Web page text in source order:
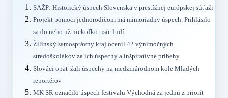
SAŽP: Historický úspech Slovenska v prestížnej európskej súťaži
Projekt pomoci jednorodičom má mimoriadny úspech. Prihlásilo
sa do neho už niekoľko tisíc ľudí
Žilinský samosprávny kraj ocenil 42 výnimočných
stredoškolákov za ich úspechy a inšpiratívne príbehy
Slováci opäť žali úspechy na medzinárodnom kole Mladých
reportérov
MK SR označilo úspech festivalu Východná za jednu z priorít